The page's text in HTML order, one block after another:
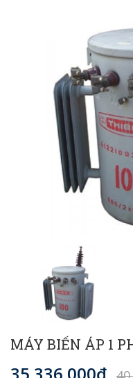
MÁY BIẾN ÁP 1